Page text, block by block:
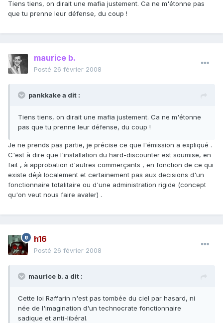
Tiens tiens, on dirait une mafia justement. Ca ne m'étonne pas
que tu prenne leur défense, du coup !
maurice b.
Posté 26 février 2008
pankkake a dit :
Tiens tiens, on dirait une mafia justement. Ca ne m'étonne
pas que tu prenne leur défense, du coup !
Je ne prends pas partie, je précise ce que l'émission a expliqué .
C'est à dire que l'installation du hard-discounter est soumise, en
fait , à approbation d'autres commerçants , en fonction de ce qui
existe déjà localement et certainement pas aux decisions d'un
fonctionnaire totalitaire ou d'une administration rigide (concept
qu'on veut nous faire avaler) .
h16
Posté 26 février 2008
maurice b. a dit :
Cette loi Raffarin n'est pas tombée du ciel par hasard, ni
née de l'imagination d'un technocrate fonctionnaire
sadique et anti-libéral.